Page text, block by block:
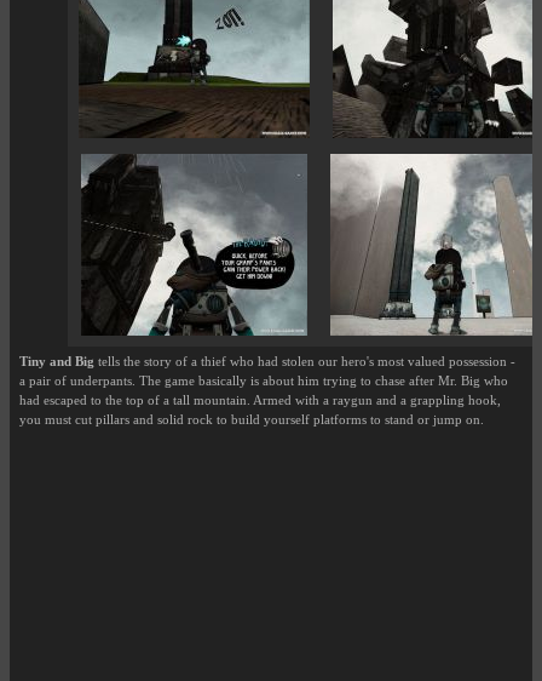
Tiny and Big tells the story of a thief who had stolen our hero's most valued possession -
a pair of underpants. The game basically is about him trying to chase after Mr. Big who
had escaped to the top of a tall mountain. Armed with a raygun and a grappling hook,
you must cut pillars and solid rock to build yourself platforms to stand or jump on.